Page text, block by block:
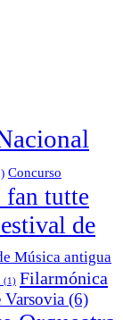
Concurso
fan tutte
de
Música antigua
(1) Filarmónica
Varsovia (6)